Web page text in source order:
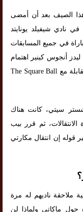
هذا الصيف بعد أن أمضى
نادي شيفيلد يونايتد
في يوركشاير، حيث شارك في 75 مباراة في جميع المسابقات
ليدز أنجوس كينير اهتمام
النادي باللاعب البالغ من العمر 21 عامًا خلال مقابلة مع The Square Ball
سيتي، كانت هناك
ثم قرر بيب
قوله إن انتقال مكارتي
ملاحقة ناديهم له مرة
حول ماكاتي ولماذا لن